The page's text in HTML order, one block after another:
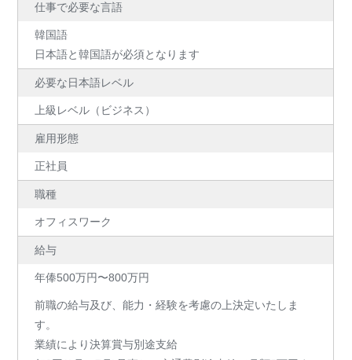
仕事で必要な言語
韓国語
日本語と韓国語が必須となります
必要な日本語レベル
上級レベル（ビジネス）
雇用形態
正社員
職種
オフィスワーク
給与
年俸500万円〜800万円
前職の給与及び、能力・経験を考慮の上決定いたしま
す。
業績により決算賞与別途支給